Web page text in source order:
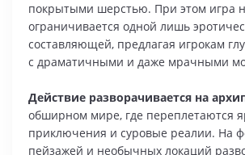
покрытыми шерстью. При этом игра
ограничивается одной лишь
составляющей, предлагая игрокам
с драматичными и даже мрачными
Действие разворачивается на
обширном мире, где переплетаются
приключения и суровые реалии. На
пейзажей и необычных локаций